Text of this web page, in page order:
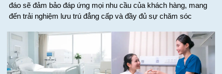
đáo sẽ đảm bảo đáp ứng mọi nhu cầu của khách hàng, mang
đến trải nghiệm lưu trú đẳng cấp và đầy đủ sự chăm sóc